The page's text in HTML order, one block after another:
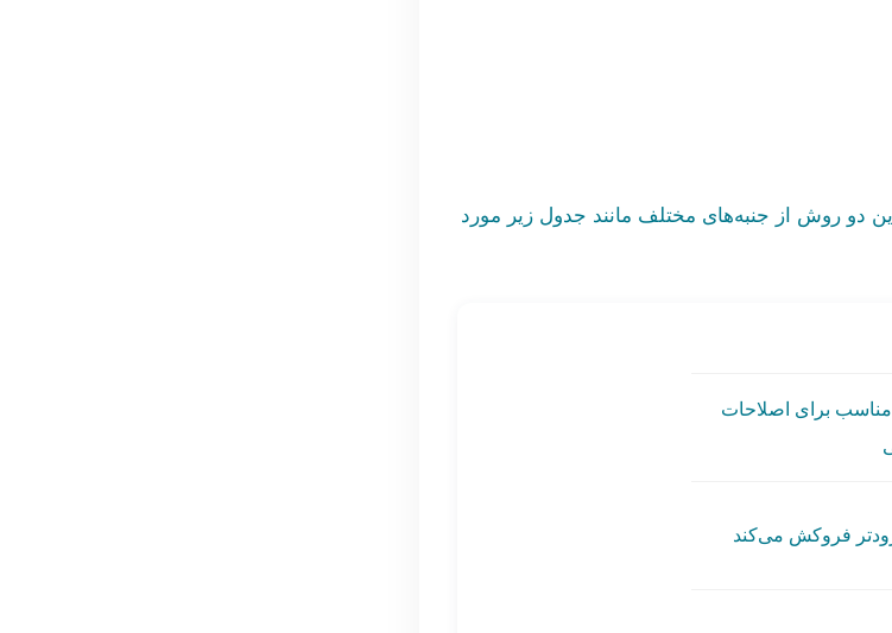
دو روش از جنبه‌های مختلف مانند جدول زیر مورد
مناسب برای اصلاحات
فروکش می‌کند